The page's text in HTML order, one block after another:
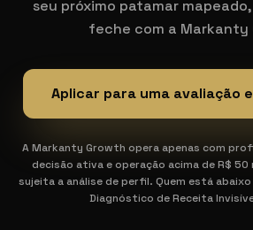
seu próximo patamar
feche com a Markanty
Aplicar para uma avaliação
A Markanty Growth opera apenas com
decisão ativa e operação acima de R$
sujeita a análise de perfil. Quem está
Diagnóstico de Receita